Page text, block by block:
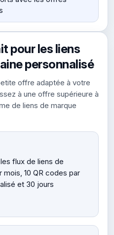
pour les liens
personnalisé
offre adaptée à votre
à une offre supérieure à
de liens de marque
flux de liens de
10 QR codes par
et 30 jours